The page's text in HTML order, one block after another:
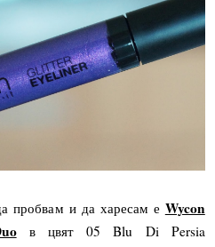
пробвам и да харесам е Wycon
в цвят 05 Blu Di Persia